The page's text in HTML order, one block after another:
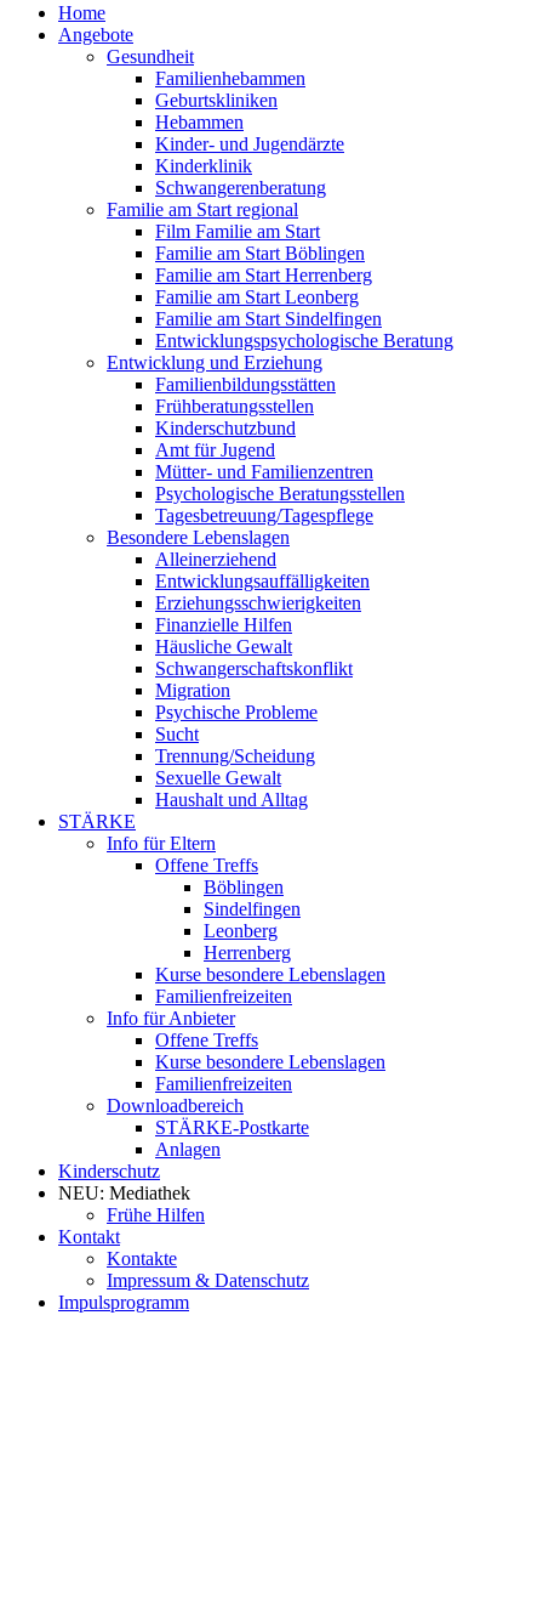
Home
Angebote
Gesundheit
Familienhebammen
Geburtskliniken
Hebammen
Kinder- und Jugendärzte
Kinderklinik
Schwangerenberatung
Familie am Start regional
Film Familie am Start
Familie am Start Böblingen
Familie am Start Herrenberg
Familie am Start Leonberg
Familie am Start Sindelfingen
Entwicklungspsychologische Beratung
Entwicklung und Erziehung
Familienbildungsstätten
Frühberatungsstellen
Kinderschutzbund
Amt für Jugend
Mütter- und Familienzentren
Psychologische Beratungsstellen
Tagesbetreuung/Tagespflege
Besondere Lebenslagen
Alleinerziehend
Entwicklungsauffälligkeiten
Erziehungsschwierigkeiten
Finanzielle Hilfen
Häusliche Gewalt
Schwangerschaftskonflikt
Migration
Psychische Probleme
Sucht
Trennung/Scheidung
Sexuelle Gewalt
Haushalt und Alltag
STÄRKE
Info für Eltern
Offene Treffs
Böblingen
Sindelfingen
Leonberg
Herrenberg
Kurse besondere Lebenslagen
Familienfreizeiten
Info für Anbieter
Offene Treffs
Kurse besondere Lebenslagen
Familienfreizeiten
Downloadbereich
STÄRKE-Postkarte
Anlagen
Kinderschutz
NEU: Mediathek
Frühe Hilfen
Kontakt
Kontakte
Impressum & Datenschutz
Impulsprogramm